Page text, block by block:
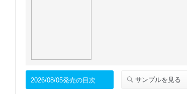
2026/08/05発売の目次 サンプルを見る